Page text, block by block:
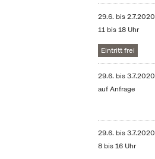
29.6. bis2.7.2020
11 bis 18 Uhr
Eintritt frei
29.6. bis3.7.2020
auf Anfrage
29.6. bis3.7.2020
8 bis 16 Uhr